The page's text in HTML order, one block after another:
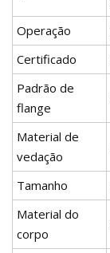
Operação
Certificado
Padrão de
flange
Material de
vedação
Tamanho
Material do
corpo